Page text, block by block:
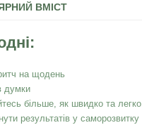
ВМІСТ
на щодень
думки
більше, як швидко та легко
результатів у саморозвитку